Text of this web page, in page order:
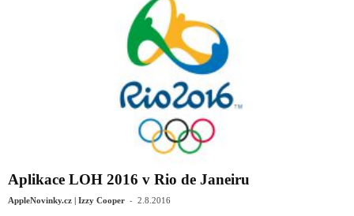
Aplikace LOH 2016 v Rio de Janeiru
AppleNovinky.cz | Izzy Cooper - 2.8.2016